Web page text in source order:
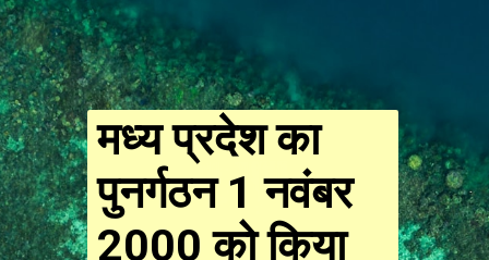
मध्य प्रदेश का
पुनर्गठन 1 नवंबर
2000 को किया